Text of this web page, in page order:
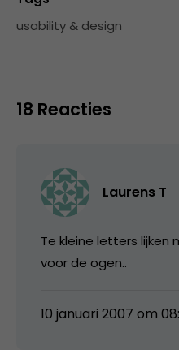
usability & design
18 Reacties
Laurens T
Te kleine letters lijken
voor de ogen..
10 januari 2007 om